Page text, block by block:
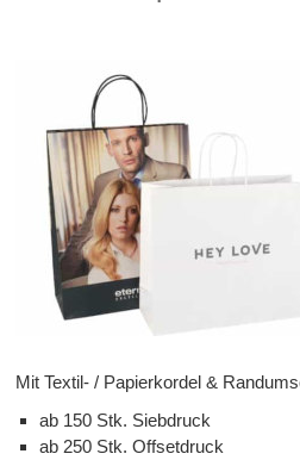
Mit Textil- / Papierkordel &
ab 150 Stk. Siebdruck
ab 250 Stk. Offsetdruck